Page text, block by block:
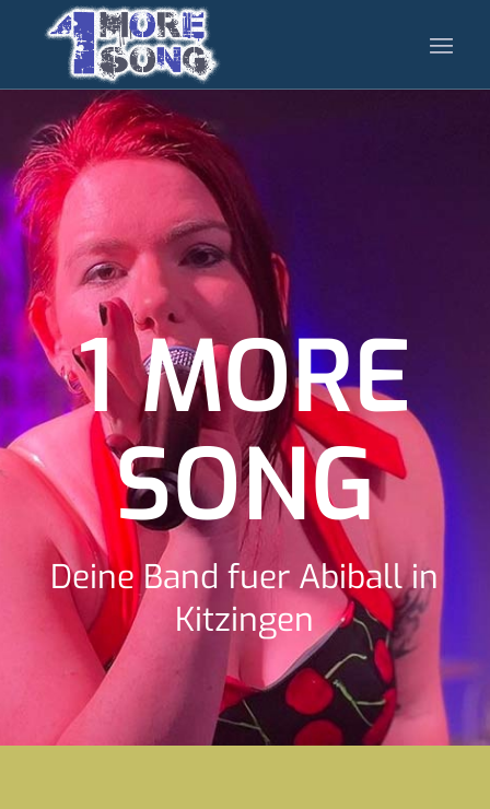
1 MORE
SONG
Deine Band fuer Abiball in
Kitzingen